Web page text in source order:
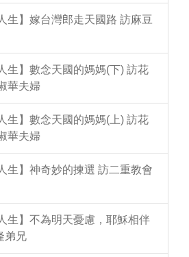
生】嫁台灣郎走天國路 訪麻豆
生】數念天國的媽媽(下) 訪花
華夫婦
生】數念天國的媽媽(上) 訪花
華夫婦
生】神奇妙的揀選 訪二重教會
生】不為明天憂慮，耶穌相伴
弟兄